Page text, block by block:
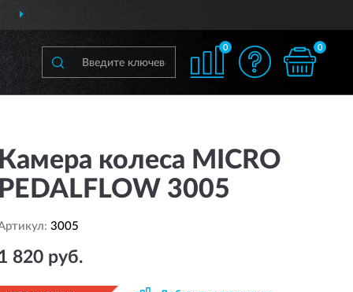
РОССИИ
0 0
колеса MICRO
3005
3005
820 руб.